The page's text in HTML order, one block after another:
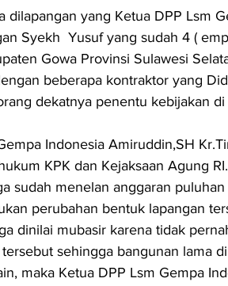
dilapangan yang Ketua DPP Lsm
Syekh  Yusuf yang sudah 4 (
Gowa Provinsi Sulawesi
beberapa kontraktor yang
dekatnya penentu kebijakan
Indonesia Amiruddin,SH
KPK dan Kejaksaan Agung
sudah menelan anggaran
perubahan bentuk lapangan
dinilai mubasir karena tidak
sehingga bangunan lama
maka Ketua DPP Lsm Gempa